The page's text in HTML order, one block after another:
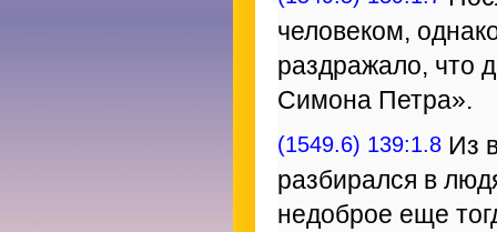
человеком,
раздражало, что
Симона Петра».
(1549.6) 139:1.8 Из
разбирался в
недоброе еще